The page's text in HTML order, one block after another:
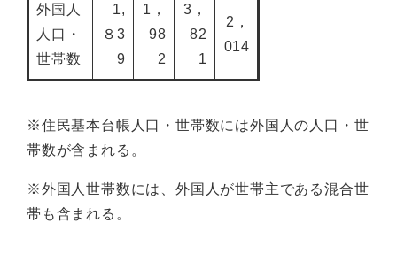
外国人
人口・
世帯数
1,
８3
9
1，
98
2
3，
82
1
2，
014
※住民基本台帳人口・世帯数には外国人の人口・世
帯数が含まれる。
※外国人世帯数には、外国人が世帯主である混合世
帯も含まれる。